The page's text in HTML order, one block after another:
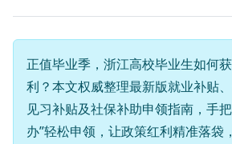
正值毕业季，浙江高校毕业生如何
利？本文权威整理最新版就业补贴、
见习补贴及社保补助申领指南，手
办”轻松申领，让政策红利精准落袋